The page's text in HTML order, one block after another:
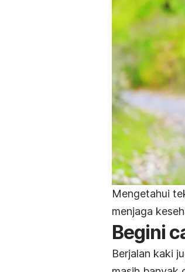
Mengetahui
menjaga
Begini
Berjalan kaki